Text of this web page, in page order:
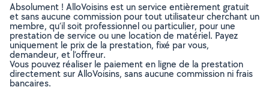
Absolument ! AlloVoisins est un service entièrement gratuit
et sans aucune commission pour tout utilisateur cherchant un
membre, qu’il soit professionnel ou particulier, pour une
prestation de service ou une location de matériel. Payez
uniquement le prix de la prestation, fixé par vous,
demandeur, et l’offreur.
Vous pouvez réaliser le paiement en ligne de la prestation
directement sur AlloVoisins, sans aucune commission ni frais
bancaires.